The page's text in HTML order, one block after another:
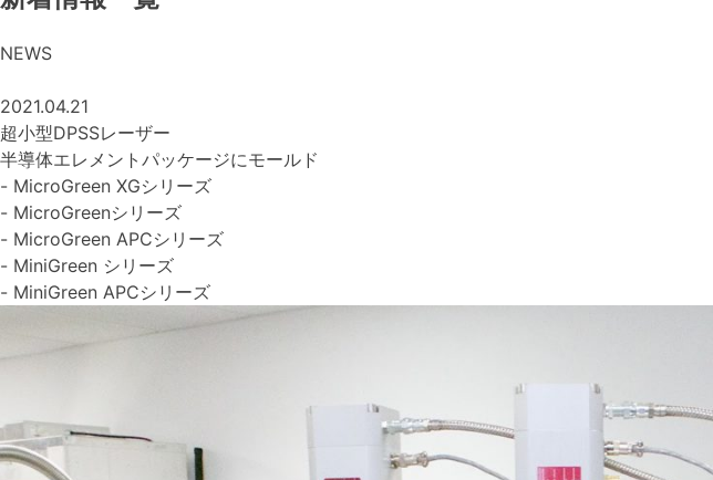
NEWS
2021.04.21
超小型DPSSレーザー
半導体エレメントパッケージにモールド
- MicroGreen XGシリーズ
- MicroGreenシリーズ
- MicroGreen APCシリーズ
- MiniGreen シリーズ
- MiniGreen APCシリーズ